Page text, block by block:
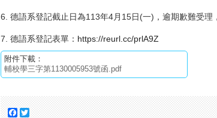
6. 德語系登記截止日為113年4月15日(一)，逾期歉難受理
7. 德語系登記表單： https://reurl.cc/prlA9Z
附件下載：
輔校學三字第1130005953號函.pdf
Facebook